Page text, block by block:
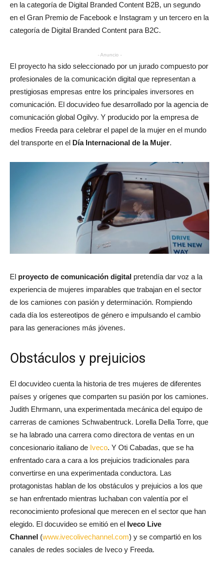
en la categoría de Digital Branded Content B2B, un segundo
en el Gran Premio de Facebook e Instagram y un tercero en la
categoría de Digital Branded Content para B2C.
- Anuncio -
El proyecto ha sido seleccionado por un jurado compuesto por
profesionales de la comunicación digital que representan a
prestigiosas empresas entre los principales inversores en
comunicación. El docuvideo fue desarrollado por la agencia de
comunicación global Ogilvy. Y producido por la empresa de
medios Freeda para celebrar el papel de la mujer en el mundo
del transporte en el Día Internacional de la Mujer.
El proyecto de comunicación digital pretendía dar voz a la
experiencia de mujeres imparables que trabajan en el sector
de los camiones con pasión y determinación. Rompiendo
cada día los estereotipos de género e impulsando el cambio
para las generaciones más jóvenes.
Obstáculos y prejuicios
El docuvideo cuenta la historia de tres mujeres de diferentes
países y orígenes que comparten su pasión por los camiones.
Judith Ehrmann, una experimentada mecánica del equipo de
carreras de camiones Schwabentruck. Lorella Della Torre, que
se ha labrado una carrera como directora de ventas en un
concesionario italiano de Iveco. Y Oti Cabadas, que se ha
enfrentado cara a cara a los prejuicios tradicionales para
convertirse en una experimentada conductora. Las
protagonistas hablan de los obstáculos y prejuicios a los que
se han enfrentado mientras luchaban con valentía por el
reconocimiento profesional que merecen en el sector que han
elegido. El docuvideo se emitió en el Iveco Live
Channel (www.ivecolivechannel.com) y se compartió en los
canales de redes sociales de Iveco y Freeda.